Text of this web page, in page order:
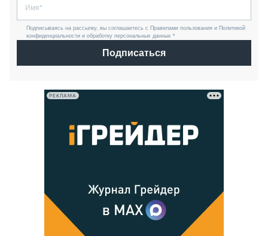
Подписываясь на рассылку, вы соглашаетесь с Правилами пользования и Политикой
конфиденциальности и обработку персональных данных *
Подписаться
РЕКЛАМА